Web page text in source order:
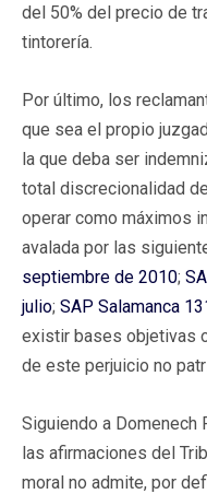
del 50% del precio de
tintorería.
Por último, los
que sea el propio
la que deba ser
total discrecionalidad
operar como máximos
avalada por las
septiembre de 2010;
julio; SAP Salamanca
existir bases objetivas
de este perjuicio no
Siguiendo a Domenech
las afirmaciones del
moral no admite, por